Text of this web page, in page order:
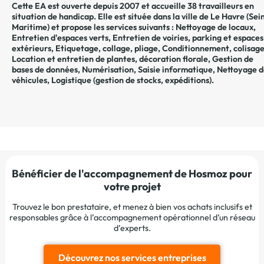
Cette EA est ouverte depuis 2007 et accueille 38 travailleurs en
situation de handicap. Elle est située dans la ville de Le Havre(
Maritime) et propose les services suivants : Nettoyage de locaux,
Entretien d'espaces verts, Entretien de voiries, parking et espaces
extérieurs, Etiquetage, collage, pliage,Conditionnement, colisage
Location et entretien de plantes, décoration florale,Gestion de
bases de données, Numérisation,Saisie informatique, Nettoyage
véhicules, Logistique (gestion de stocks, expéditions).
Bénéficier de l'accompagnement de Hosmoz pour
votre projet
Trouvez le bon prestataire, et menez à bien vos achats inclusifs et
responsables grâce à l’accompagnement opérationnel d’un réseau
d’experts.
Découvrez nos services entreprises